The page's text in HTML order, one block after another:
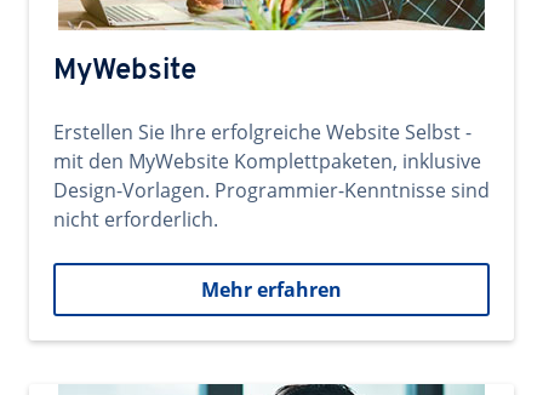
MyWebsite
Erstellen Sie Ihre erfolgreiche Website Selbst -
mit den MyWebsite Komplettpaketen, inklusive
Design-Vorlagen. Programmier-Kenntnisse sind
nicht erforderlich.
Mehr erfahren